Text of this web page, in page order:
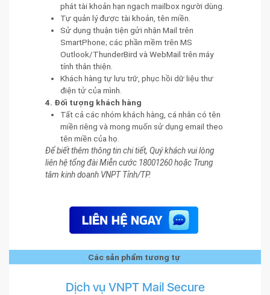
phát tài khoản hạn ngạch mailbox người dùng.
Tự quản lý được tài khoản, tên miền.
Sử dụng thuận tiện gửi nhận Mail trên
SmartPhone; các phần mềm trên MS
Outlook/ThunderBird và WebMail trên máy
tính thân thiện.
Khách hàng tự lưu trữ, phục hồi dữ liệu thư
điện tử của mình.
4. Đối tượng khách hàng
Tất cả các nhóm khách hàng, cá nhân có tên
miền riêng và mong muốn sử dụng email theo
tên miền của họ.
Để biết thêm thông tin chi tiết, Quý khách vui lòng
liên hệ tổng đài Miễn cước 18001260 hoặc Trung
tâm kinh doanh VNPT Tỉnh/TP.
Các sản phẩm tương tự
Dịch vụ VNPT Mail Secure